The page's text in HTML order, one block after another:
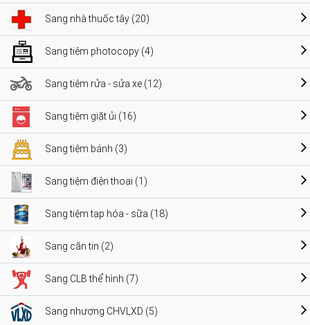
Sang nhà thuốc tây (20)
Sang tiệm photocopy (4)
Sang tiệm rửa - sửa xe (12)
Sang tiệm giặt ủi (16)
Sang tiệm bánh (3)
Sang tiệm điện thoại (1)
Sang tiệm tạp hóa - sữa (18)
Sang căn tin (2)
Sang CLB thể hình (7)
Sang nhượng CHVLXD (5)